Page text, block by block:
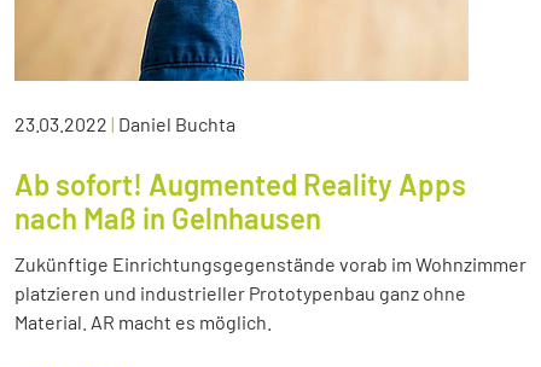
23.03.2022 | Daniel Buchta
Ab sofort! Augmented Reality Apps
nach Maß in Gelnhausen
Zukünftige Einrichtungsgegenstände vorab im Wohnzimmer
platzieren und industrieller Prototypenbau ganz ohne
Material. AR macht es möglich.